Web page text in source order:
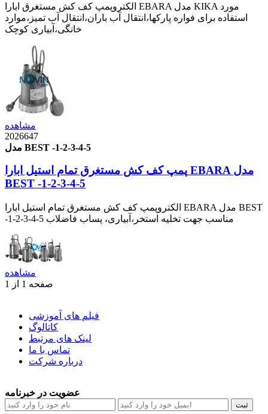
الکتروپمپ کف کش مستغرق ابارا EBARA مدل KIKA مورد
استفاده برای فواره پارکها،انتقال آب باران،انتقال آب تمیز،موارد
خانگی،آبیاری کوچک
مشاهده
2026647
مدل BEST -1-2-3-4-5
پمپ کف کش مستغرق تمام استیل ابارا EBARA مدل
BEST -1-2-3-4-5
الکتروپمپ کف کش مستغرق تمام استیل ابارا EBARA مدل BEST
-1-2-3-4-5 مناسب جهت تخلیه استخر،آبیاری، پساب فاضلاب
مشاهده
صفحه 1 از 1
فیلم های آموزشی
کاتالوگ
لینک های مرتبط
تماس با ما
درباره شرکت
عضویت در خبرنامه
ثبت